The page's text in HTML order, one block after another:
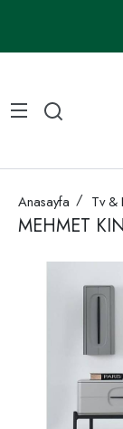
Anasayfa Tv &
MEHMET